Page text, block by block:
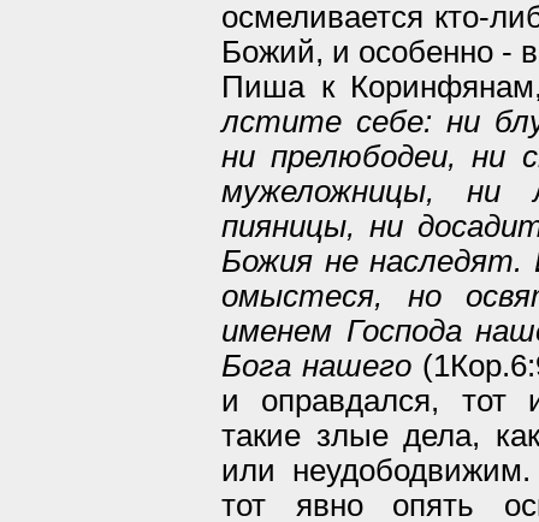
осмеливается кто-
Божий, и особенно -
Пиша к
лстите себе: ни
ни прелюбодеи, ни
мужеложницы,
пияницы, ни
Божия не
омыстеся, но
именем Господа
Бога нашего
и оправдался, тот
такие злые дела,
или
тот явно опять